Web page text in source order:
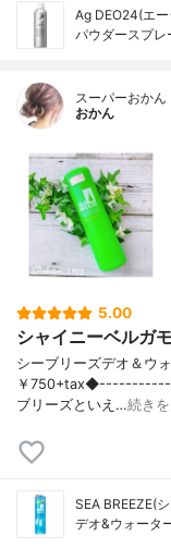
Ag DEO24(エ
パウダースプレ
スーパーおかん
おかん
5.00
シャイニーベルガ
シーブリーズデオ＆ウ
￥
ブリーズといえ…続き
SEA BREEZE(
デオ&ウォータ